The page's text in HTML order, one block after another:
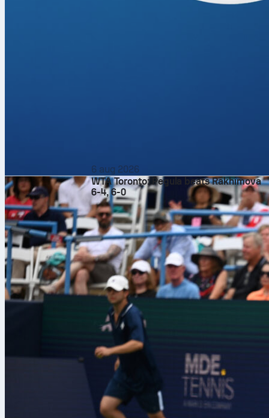
6 aug 2026
WTA Toronto: Pegula beats Rakhimova
6-4, 6-0